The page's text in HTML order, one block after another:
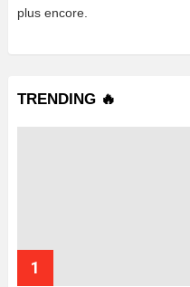
plus encore.
TRENDING 🔥